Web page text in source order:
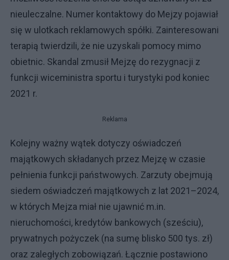
nieuleczalne. Numer kontaktowy do Mejzy pojawiał
się w ulotkach reklamowych spółki. Zainteresowani
terapią twierdzili, że nie uzyskali pomocy mimo
obietnic. Skandal zmusił Mejzę do rezygnacji z
funkcji wiceministra sportu i turystyki pod koniec
2021 r.
Reklama
Kolejny ważny wątek dotyczy oświadczeń
majątkowych składanych przez Mejzę w czasie
pełnienia funkcji państwowych. Zarzuty obejmują
siedem oświadczeń majątkowych z lat 2021–2024,
w których Mejza miał nie ujawnić m.in.
nieruchomości, kredytów bankowych (sześciu),
prywatnych pożyczek (na sumę blisko 500 tys. zł)
oraz zaległych zobowiązań. Łącznie postawiono